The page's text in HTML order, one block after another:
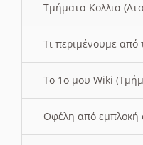
Τμήματα Κολλια
Τι περιμένουμε από
Το 1ο μου Wiki
Οφέλη από εμπλοκή